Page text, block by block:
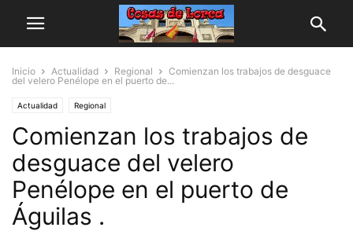
Inicio Actualidad Regional
Comienzan los trabajos de desguace
del velero Penélope en el puerto de...
Actualidad Regional
Comienzan los trabajos de
desguace del velero
Penélope en el puerto de
Águilas .